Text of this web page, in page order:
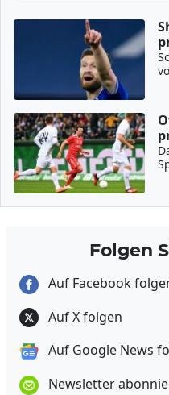
Folgen
Auf Facebook
Auf X folgen
Auf Google News
Newsletter